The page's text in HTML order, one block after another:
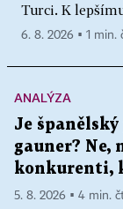
Turci. K
6. 8. 2026 ▪ 1 min.
ANALÝZA
Je
gauner? Ne,
konkurenti,
5. 8. 2026 ▪ 4 min.